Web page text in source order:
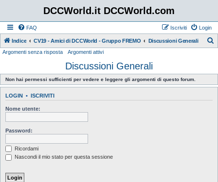
DCCWorld.it DCCWorld.com
FAQ Login
Iscriviti
Indice CV19 - Amici di DCCWorld - Gruppo FREMO Discussioni Generali
c
a
Argomenti senza risposta Argomenti attivi
Discussioni Generali
Non hai permessi sufficienti per vedere e leggere gli argomenti di questo forum.
LOGIN • ISCRIVITI
Nome utente:
Password:
Ricordami
Nascondi il mio stato per questa sessione